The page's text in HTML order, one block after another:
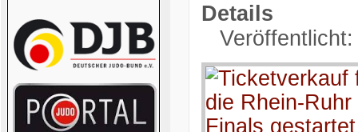
Details